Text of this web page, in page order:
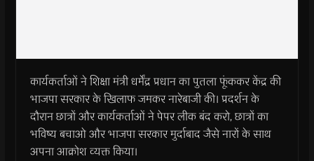
कार्यकर्ताओं ने शिक्षा मंत्री धर्मेंद्र प्रधान का पुतला फूंककर केंद्र की
भाजपा सरकार के खिलाफ जमकर नारेबाजी की। प्रदर्शन के
दौरान छात्रों और कार्यकर्ताओं ने पेपर लीक बंद करो, छात्रों का
भविष्य बचाओ और भाजपा सरकार मुर्दाबाद जैसे नारों के साथ
अपना आक्रोश व्यक्त किया।